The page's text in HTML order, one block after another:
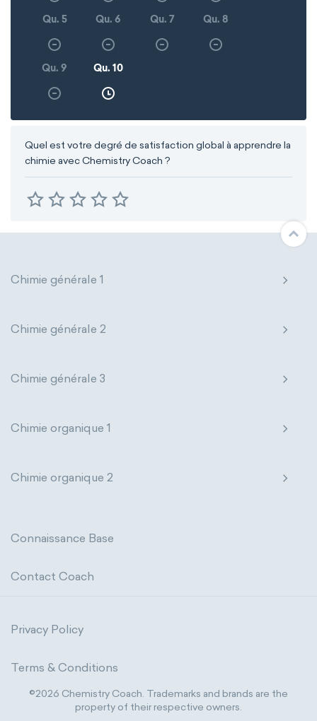
Qu. 5 Qu. 6 Qu. 7 Qu. 8
Qu. 9 Qu. 10
Quel est votre degré de satisfaction global à apprendre la
chimie avec Chemistry Coach ?
Chimie générale 1
Chimie générale 2
Chimie générale 3
Chimie organique 1
Chimie organique 2
Connaissance Base
Contact Coach
Privacy Policy
Terms & Conditions
©2026 Chemistry Coach. Trademarks and brands are the
property of their respective owners.